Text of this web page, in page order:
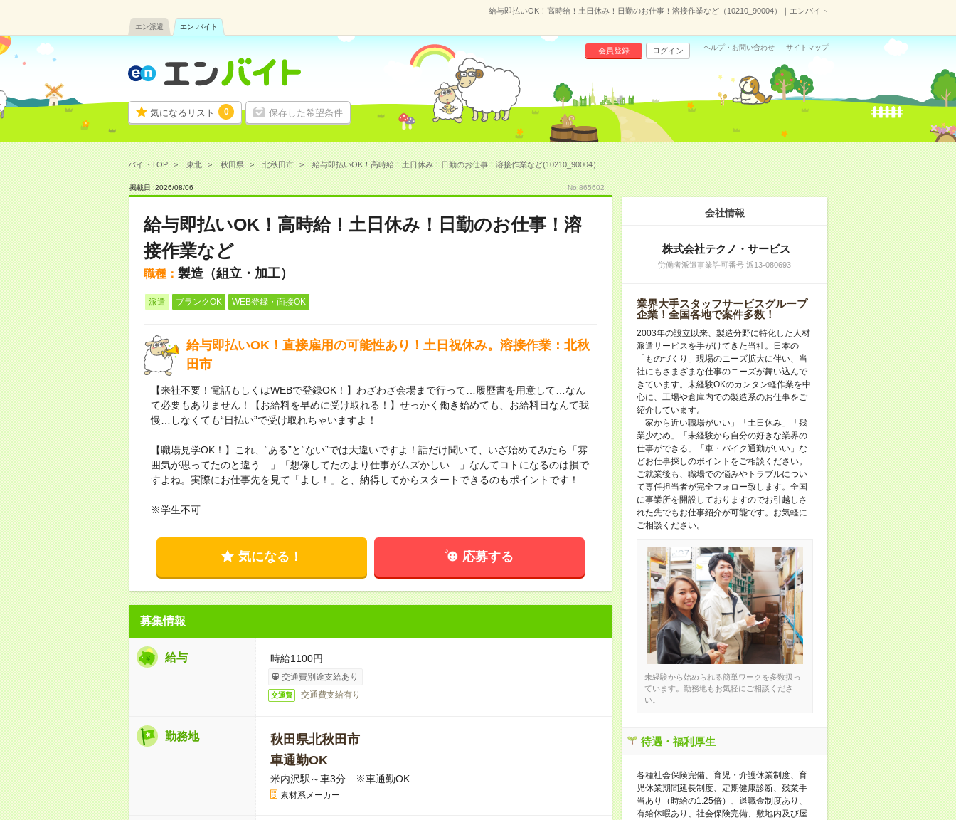
給与即払いOK！高時給！土日休み！日勤のお仕事！溶接作業など（10210_90004）｜エンバイト
エン派遣 エン バイト
気になるリスト 0 保存した希望条件
会員登録 ログイン ヘルプ・お問い合わせ サイトマップ
バイトTOP 東北 秋田県 北秋田市 給与即払いOK！高時給！土日休み！日勤のお仕事！溶接作業など(10210_90004）
掲載日 :2026/08/06 No.865602
給与即払いOK！高時給！土日休み！日勤のお仕事！溶
接作業など
職種： 製造（組立・加工）
派遣 ブランクOK WEB登録・面接OK
給与即払いOK！直接雇用の可能性あり！土日祝休み。溶接作業：北秋
田市
【来社不要！電話もしくはWEBで登録OK！】わざわざ会場まで行って…履歴書を用意して…なん
て必要もありません！【お給料を早めに受け取れる！】せっかく働き始めても、お給料日なんて我
慢…しなくても“日払い”で受け取れちゃいますよ！
【職場見学OK！】これ、“ある”と“ない”では大違いですよ！話だけ聞いて、いざ始めてみたら「雰
囲気が思ってたのと違う…」「想像してたのより仕事がムズかしい…」なんてコトになるのは損で
すよね。実際にお仕事先を見て「よし！」と、納得してからスタートできるのもポイントです！
※学生不可
気になる！ 応募する
募集情報
給与 時給1100円
交通費別途支給あり
交通費 交通費支給有り
勤務地
秋田県北秋田市
車通勤OK
米内沢駅～車3分 ※車通勤OK
素材系メーカー
会社情報
株式会社テクノ・サービス
労働者派遣事業許可番号:派13-080693
業界大手スタッフサービスグループ
企業！全国各地で案件多数！
2003年の設立以来、製造分野に特化した人材
派遣サービスを手がけてきた当社。日本の
「ものづくり」現場のニーズ拡大に伴い、当
社にもさまざまな仕事のニーズが舞い込んで
きています。未経験OKのカンタン軽作業を中
心に、工場や倉庫内での製造系のお仕事をご
紹介しています。
「家から近い職場がいい」「土日休み」「残
業少なめ」「未経験から自分の好きな業界の
仕事ができる」「車・バイク通勤がいい」な
どお仕事探しのポイントをご相談ください。
ご就業後も、職場での悩みやトラブルについ
て専任担当者が完全フォロー致します。全国
に事業所を開設しておりますのでお引越しさ
れた先でもお仕事紹介が可能です。お気軽に
ご相談ください。
未経験から始められる簡単ワークを多数扱っ
ています。勤務地もお気軽にご相談くださ
い。
待遇・福利厚生
各種社会保険完備、育児・介護休業制度、育
児休業期間延長制度、定期健康診断、残業手
当あり（時給の1.25倍）、退職金制度あり、
有給休暇あり、社会保険完備、敷地内及び屋